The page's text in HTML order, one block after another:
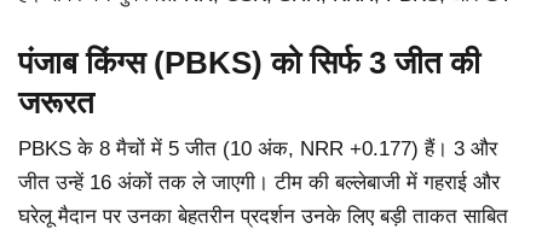
पंजाब किंग्स (PBKS) को सिर्फ 3 जीत की
जरूरत
PBKS के 8 मैचों में 5 जीत (10 अंक, NRR +0.177) हैं। 3 और
जीत उन्हें 16 अंकों तक ले जाएगी। टीम की बल्लेबाजी में गहराई और
घरेलू मैदान पर उनका बेहतरीन प्रदर्शन उनके लिए बड़ी ताकत साबित